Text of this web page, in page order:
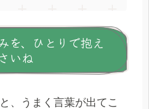
を、ひとりで抱え
いね
、うまく言葉が出てこ